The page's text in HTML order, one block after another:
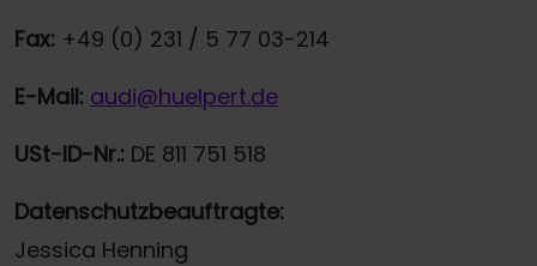
Fax: +49 (0) 231 / 5 77 03-214
E-Mail: audi@huelpert.de
USt-ID-Nr.: DE 811 751 518
Datenschutzbeauftragte:
Jessica Henning